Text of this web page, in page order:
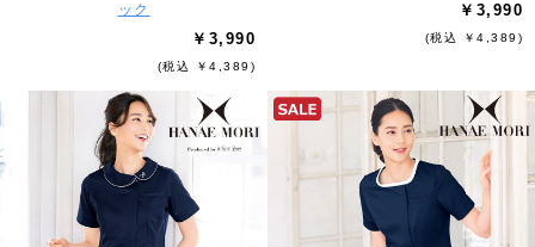
ック
￥3,990
(税込 ￥4,389)
￥3,990
(税込 ￥4,389)